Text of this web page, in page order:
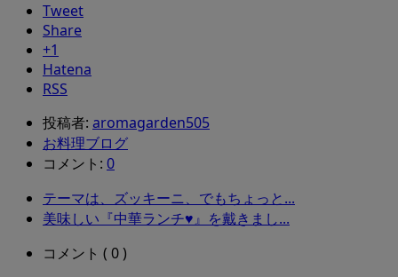
Tweet
Share
+1
Hatena
RSS
投稿者: aromagarden505
お料理ブログ
コメント: 0
テーマは、ズッキーニ、でもちょっと...
美味しい『中華ランチ♥』を戴きまし...
コメント ( 0 )